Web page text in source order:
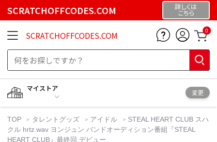
SCRATCHOFFCODES.COM 詳しくは
こちら
SCRATCHOFFCODES.COM 0
マイストア
変更
TOP タレントグッズ アイドル
STEAL HEART CLUB スハ
クル hrtz.wav ヨンジュン バンドオーディション番組『STEAL
HEART CLUB』最終回 デビュー